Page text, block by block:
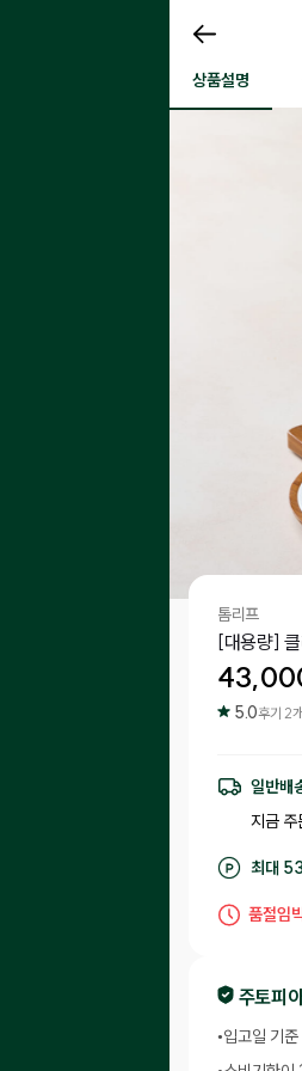
상품설명
[대용량] 클래식 테린 오리
톰리프
[대용량]
5.0후기 2
일반배
지금 주
최대
후기 작
품절임
주토피
•입고일 기